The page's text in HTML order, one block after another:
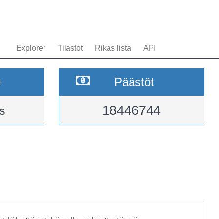
Explorer Tilastot Rikas lista API
Päästöt
18446744